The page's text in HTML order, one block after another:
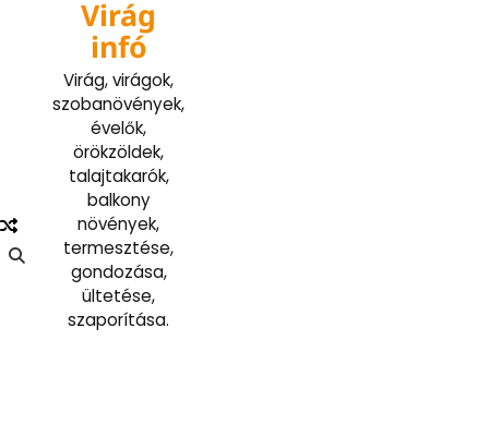
Virág
infó
Virág, virágok,
szobanövények,
évelők,
örökzöldek,
talajtakarók,
balkony
növények,
termesztése,
gondozása,
ültetése,
szaporítása.